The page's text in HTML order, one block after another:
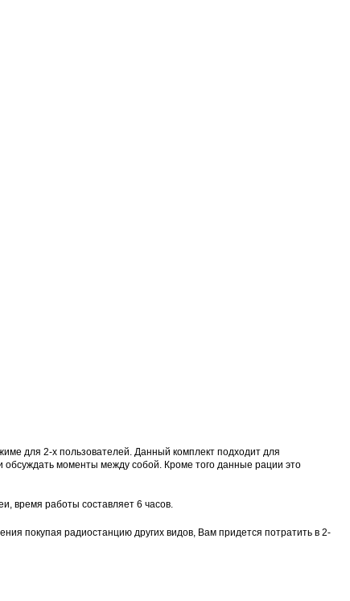
для 2-х пользователей. Данный комплект подходит для
моменты между собой. Кроме того данные рации это
время работы составляет 6 часов.
покупая радиостанцию других видов, Вам придется потратить в 2-